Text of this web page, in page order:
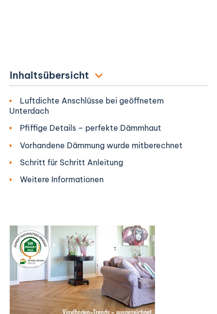
Inhaltsübersicht
Luftdichte Anschlüsse bei geöffnetem
Unterdach
Pfiffige Details – perfekte Dämmhaut
Vorhandene Dämmung wurde mitberechnet
Schritt für Schritt Anleitung
Weitere Informationen